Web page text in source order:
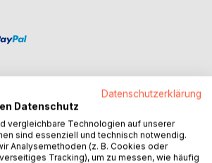
endgültig von Grimoria abgewandt
Datenschutzerklärung
Datenschutz
vergleichbare Technologien auf unserer
sind essenziell und technisch notwendig.
Analysemethoden (z. B. Cookies oder
Tracking), um zu messen, wie häufig